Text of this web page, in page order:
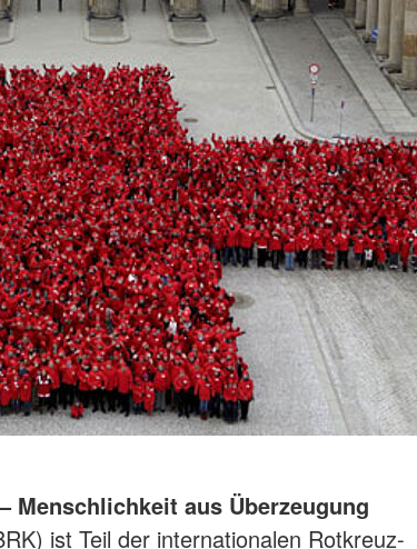
Menschlichkeit aus Überzeugung
ist Teil der internationalen Rotkreuz-